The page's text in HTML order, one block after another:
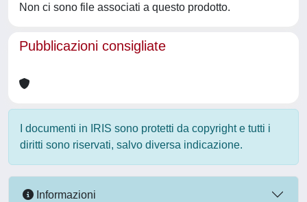
Non ci sono file associati a questo prodotto.
Pubblicazioni consigliate
I documenti in IRIS sono protetti da copyright e tutti i
diritti sono riservati, salvo diversa indicazione.
Informazioni